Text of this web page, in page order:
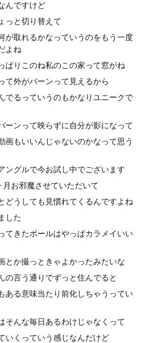
んですけど
っと切り替えて
が取れるかなっていうのをもう一度
よね
ぱりこのね私のこの家って窓がね
て外がバーンって見えるから
でるっていうのもかなりユニークで
ーンって映らずに自分が影になって
画もいいんじゃないのかなって思う
ングルで今お試し中でございます
月お邪魔させていただいて
どうしても見慣れてくるんですよね
した
てきたボールはやっぱカラメイいい
とか撮っときゃよかったみたいな
の言う通りでずっと住んでると
ある意味当たり前化しちゃうってい
そんな毎日あるわけじゃなくって
いくっていう感じなんだけど